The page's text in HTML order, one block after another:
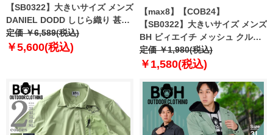
【SB0322】大きいサイズ メンズ
DANIEL DODD しじら織り 甚平
azjin-240201
定価 ￥6,589(税込)
￥5,600(税込)
【max8】【COB24】
【SB0322】大きいサイズ メンズ
BH ビィエイチ メッシュ クルー
ネック 半袖 肌着 下着 インナー
シャツ 吸水速乾 bhu-2401
定価 ￥1,980(税込)
￥1,580(税込)